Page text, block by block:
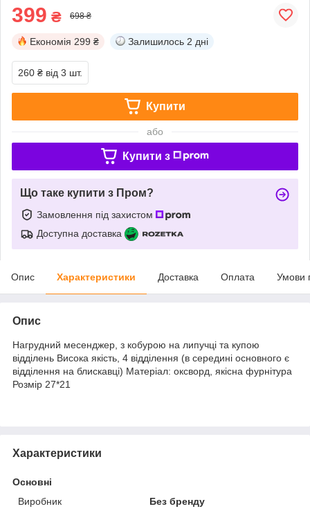
399 ₴ 698 ₴
Економія 299 ₴ Залишилось 2 дні
260 ₴ від 3 шт.
Купити
або
Купити з
Що таке купити з Пром?
Замовлення під захистом
Доступна доставка
Опис Характеристики Доставка Оплата Умови
Опис
Нагрудний месенджер, з кобурою на липучці та купою
відділень Висока якість, 4 відділення (в середині основного є
відділення на блискавці) Матеріал: оксворд, якісна фурнітура
Розмір 27*21
Характеристики
Основні
Виробник
Без бренду